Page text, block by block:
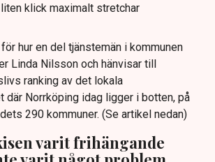
klick maximalt stretchar
hur en del tjänstemän i kommunen
Linda Nilsson och hänvisar till
ranking av det lokala
där Norrköping idag ligger i botten, på
290 kommuner. (Se artikel nedan)
varit frihängande